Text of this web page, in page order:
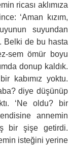
ricası aklımıza
‘Aman kızım,
suyundan
Belki de bu hasta
sem ömür boyu
do­nup kaldık.
kabımız yoktu.
diye düşünüp
‘Ne oldu? bir
annemin
bir şişe getirdi.
isteğini yerine